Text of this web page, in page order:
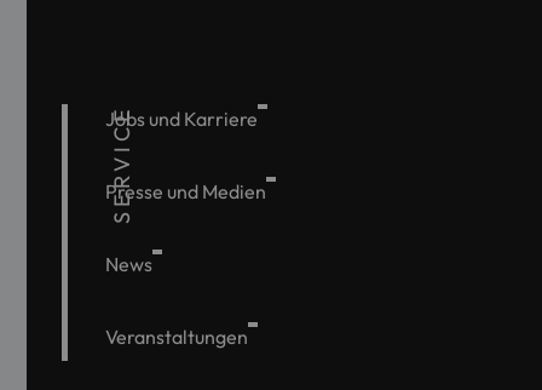
SERVICE
Jobs und Karriere
Presse und Medien
News
Veranstaltungen